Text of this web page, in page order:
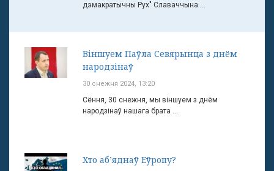
дэмакратычны Рух" Славаччына ...
Віншуем Паўла Севярынца з днём
народзінаў
30 снежня 2024, 13:20
Сёння, 30 снежня, мы віншуем з днём
народзінаў нашага брата ...
Хто аб’яднаў Еўропу?